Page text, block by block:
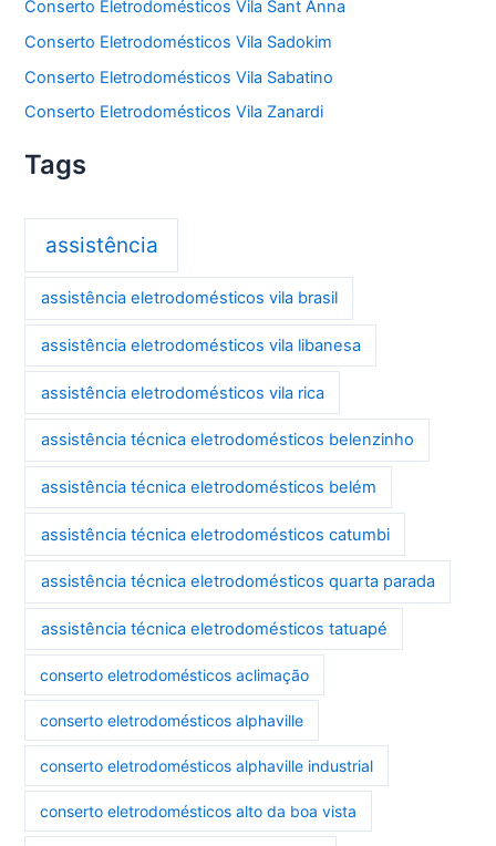
Conserto Eletrodomésticos Vila Sant Anna
Conserto Eletrodomésticos Vila Sadokim
Conserto Eletrodomésticos Vila Sabatino
Conserto Eletrodomésticos Vila Zanardi
Tags
assistência
assistência eletrodomésticos vila brasil
assistência eletrodomésticos vila libanesa
assistência eletrodomésticos vila rica
assistência técnica eletrodomésticos belenzinho
assistência técnica eletrodomésticos belém
assistência técnica eletrodomésticos catumbi
assistência técnica eletrodomésticos quarta parada
assistência técnica eletrodomésticos tatuapé
conserto eletrodomésticos aclimação
conserto eletrodomésticos alphaville
conserto eletrodomésticos alphaville industrial
conserto eletrodomésticos alto da boa vista